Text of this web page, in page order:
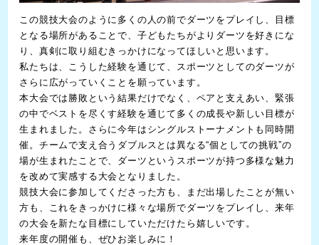
この競技大会のように多くの人の前でダーツをプレイし、目標
となる場所があることで、子どもたちがよりダーツを好きにな
り、真剣に取り組むきっかけになってほしいと思います。
私たちは、こうした経験を通じて、スポーツとしてのダーツが
さらに広がっていくことを願っています。
本大会では勝敗という結果だけでなく、ペアと支えあい、緊張
の中でベストを尽くす経験を通じて多くの成長や新しい目標が
生まれました。さらに今年はシングルストーナメントも同時開
催。チームで支え合うダブルスとは異なる“個としての挑戦”の
場が生まれたことで、ダーツというスポーツが持つ多様な魅力
を改めて実感する大会となりました。
競技大会に参加してくださった方も、まだ出場したことが無い
方も、これをきっかけに様々な場所でダーツをプレイし、来年
の大会を新たな目標にしていただけたら嬉しいです。
来年度の開催も、ぜひお楽しみに！